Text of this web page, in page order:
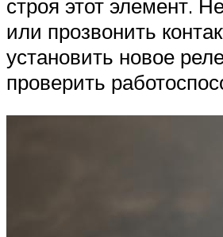
строя этот элемент.
или прозвонить
установить новое
проверить